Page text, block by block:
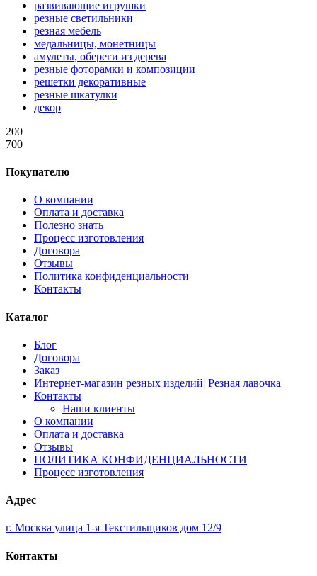
развивающие игрушки
резные светильники
резная мебель
медальницы, монетницы
амулеты, обереги из дерева
резные фоторамки и композиции
решетки декоративные
резные шкатулки
декор
200
700
Покупателю
О компании
Оплата и доставка
Полезно знать
Процесс изготовления
Договора
Отзывы
Политика конфиденциальности
Контакты
Каталог
Блог
Договора
Заказ
Интернет-магазин резных изделий| Резная лавочка
Контакты
Наши клиенты
О компании
Оплата и доставка
Отзывы
ПОЛИТИКА КОНФИДЕНЦИАЛЬНОСТИ
Процесс изготовления
Адрес
г. Москва улица 1-я Текстильщиков дом 12/9
Контакты